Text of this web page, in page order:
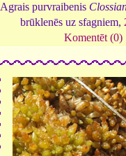
Agrais purvraibenis
brūklenēs uz sfagniem,
Komentēt (0)